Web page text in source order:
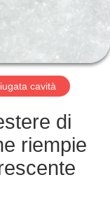
cavità
di
riempie